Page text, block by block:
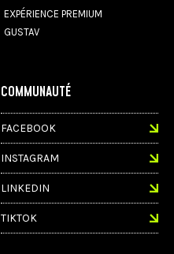
EXPÉRIENCE PREMIUM
GUSTAV
COMMUNAUTÉ
FACEBOOK
INSTAGRAM
LINKEDIN
TIKTOK